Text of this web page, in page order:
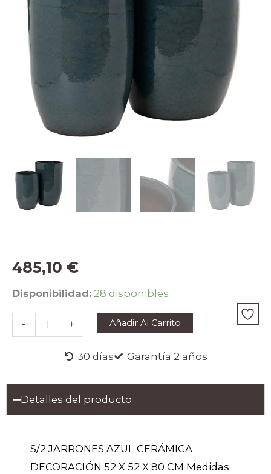
485,10 €
Disponibilidad: 28 disponibles
-
S/2
JARRONES
AZUL
CERÁMICA
DECORACIÓN
X
80
+ Añadir Al Carrito
30 días Garantía 2 años
Detalles del producto
S/2 JARRONES AZUL CERÁMICA
DECORACIÓN 52 X 52 X 80 CM Medidas: